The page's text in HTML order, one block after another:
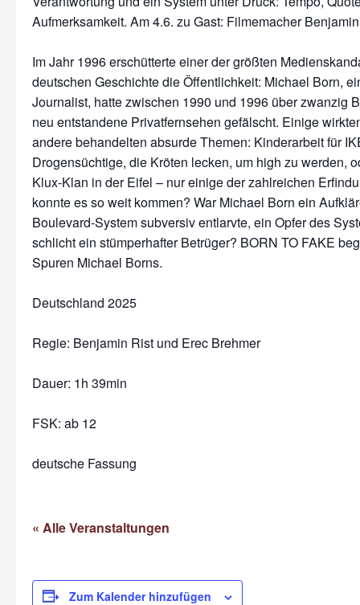
Aufmerksamkeit. Am 4.6. zu Gast: Filmemacher
Im Jahr 1996 erschütterte einer der größten
deutschen Geschichte die Öffentlichkeit: Michael Born,
Journalist, hatte zwischen 1990 und 1996 über zwanzig
neu entstandene Privatfernsehen gefälscht. Einige
andere behandelten absurde Themen: Kinderarbeit für
Drogensüchtige, die Kröten lecken, um high zu werden,
Klux-Klan in der Eifel – nur einige der zahlreichen
konnte es so weit kommen? War Michael Born ein
Boulevard-System subversiv entlarvte, ein Opfer des
schlicht ein stümperhafter Betrüger? BORN TO FAKE
Spuren Michael Borns.
Deutschland 2025
Regie: Benjamin Rist und Erec Brehmer
Dauer: 1h 39min
FSK: ab 12
deutsche Fassung
« Alle Veranstaltungen
Zum Kalender hinzufügen